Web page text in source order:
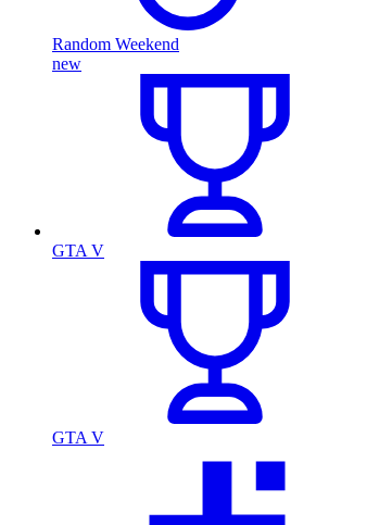
Random Weekend
new
GTA V
GTA V